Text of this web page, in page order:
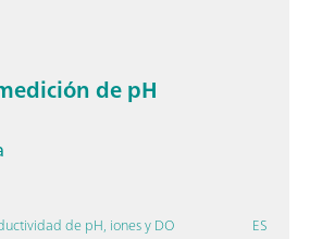
de pH
de pH, iones y DO ES